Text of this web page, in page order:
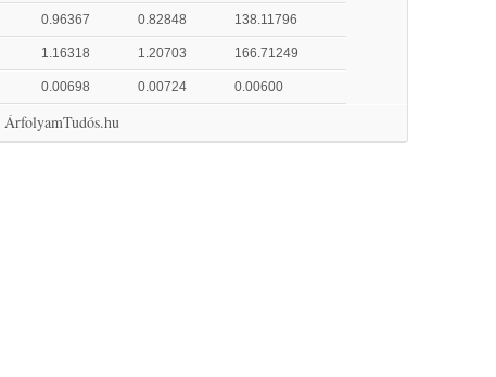
0.96367 0.82848 138.11796
1.16318 1.20703 166.71249
0.00698 0.00724 0.00600